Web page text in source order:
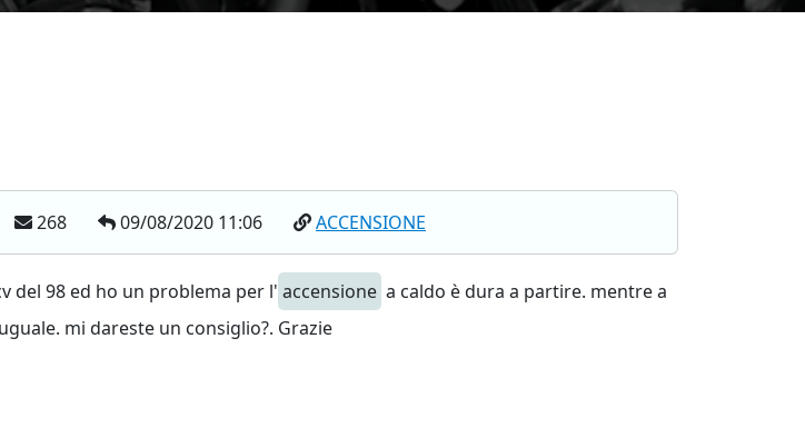
268 09/08/2020 11:06 ACCENSIONE
del 98 ed ho un problema per l' accensione a caldo è dura a partire. mentre a
mi dareste un consiglio?. Grazie